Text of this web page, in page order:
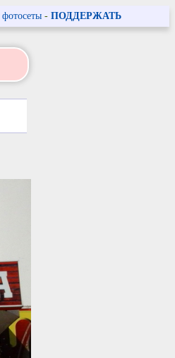
фотосеты - ПОДДЕРЖАТЬ